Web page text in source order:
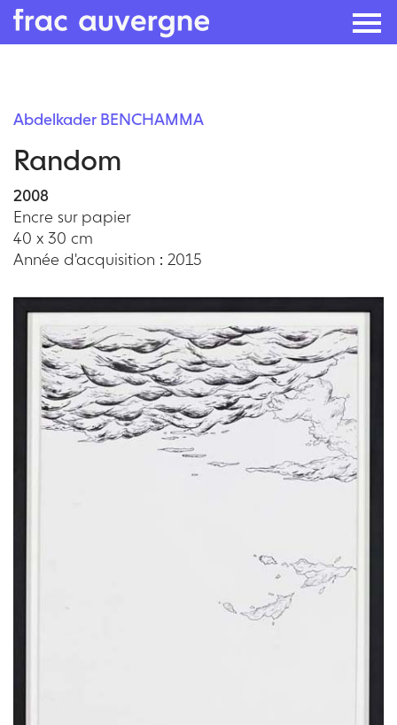
content
Abdelkader BENCHAMMA
Random
2008
Encre sur papier
40 x 30 cm
Année d'acquisition : 2015